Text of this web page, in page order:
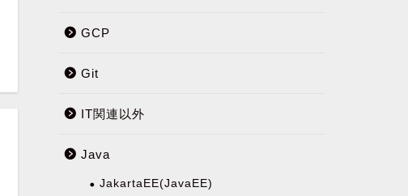
GCP
Git
IT関連以外
Java
JakartaEE(JavaEE)